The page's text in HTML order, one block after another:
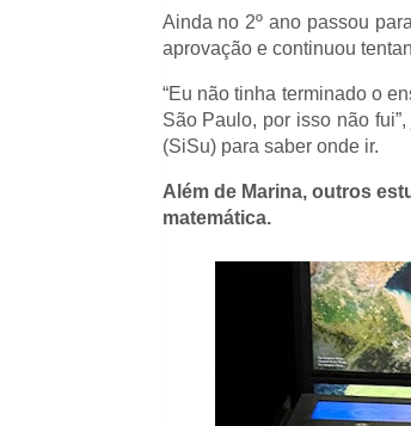
Ainda no 2º ano passou
aprovação e continuou
“Eu não tinha terminado o
São Paulo, por isso não
(SiSu) para saber onde ir.
Além de Marina, outros
matemática.